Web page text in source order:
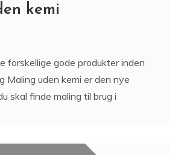
kemi
forskellige gode produkter inden
Maling uden kemi er den nye
skal finde maling til brug i